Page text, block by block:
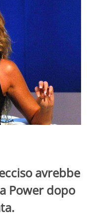
avrebbe
Power dopo